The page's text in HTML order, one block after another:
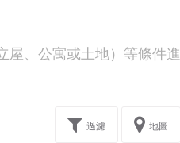
屋、公寓或土地）等條件進
過濾 地圖